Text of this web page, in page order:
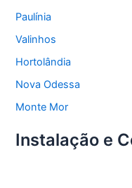
Paulínia
Valinhos
Hortolândia
Nova Odessa
Monte Mor
Instalação e